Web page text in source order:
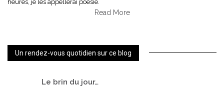
heures, je les appellerai poésie.
Read More
Un rendez-vous quotidien sur ce blog
Le brin du jour…